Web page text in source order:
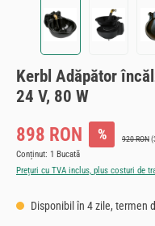
Kerbl Adăpător
24 V, 80 W
Preț de vânzare:
898 RON % Preț
920 RON
Conținut: 1 Bucată
Prețuri cu TVA inclus, plus costuri de
Disponibil în 4 zile, termen